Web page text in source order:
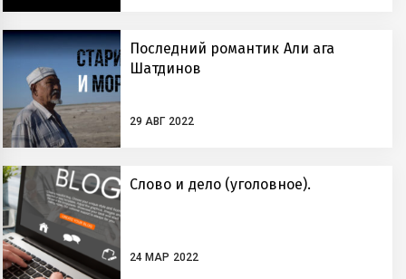
Последний романтик Али ага
Шатдинов
29 АВГ 2022
Слово и дело (уголовное).
24 МАР 2022